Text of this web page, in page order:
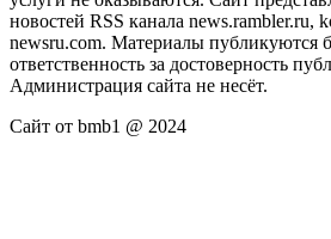
новостей RSS канала news.rambler.ru,
newsru.com. Материалы публикуются
ответственность за достоверность
Администрация сайта не несёт.
Сайт от bmb1 @ 2024